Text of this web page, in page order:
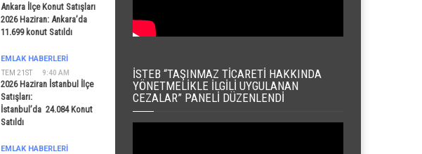
Ankara İlçe Konut Satışları
2026 Haziran: Ankara’da
11.699 konut Satıldı
TEM 21ST 9:40 AM
EMLAK HABERLERI
2026 Haziran İstanbul İlçe
Satışları:
İstanbul’da 24.084 Konut
Satıldı
EMLAK HABERLERI
İSTEB “TAŞINMAZ TICARETI HAKKINDA
YÖNETMELIKLE İLGILI UYGULANAN
CEZALAR” PANELI DÜZENLENDI